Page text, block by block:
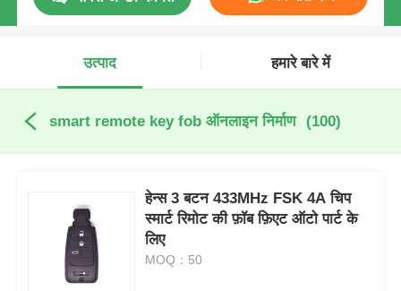
उत्पाद हमारे बारे में
smart remote key fob ऑनलाइन निर्माण (100)
हेन्स 3 बटन 433MHz FSK 4A चिप
स्मार्ट रिमोट की फ़ॉब फ़िएट ऑटो पार्ट के
लिए
MOQ：50